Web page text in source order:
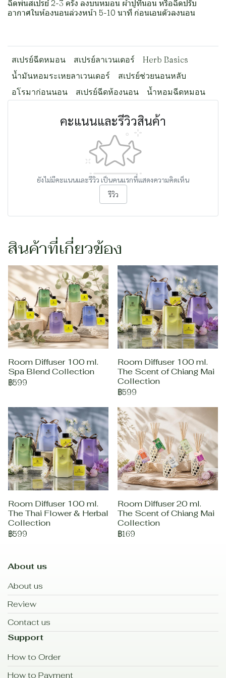
ฉีดพ่นสเปรย์ 2-3 ครั้ง ลงบนหมอน ผ้าปูที่นอน หรือฉีดปรับ
อากาศในห้องนอนล่วงหน้า 5-10 นาที ก่อนเอนตัวลงนอน
สเปรย์ฉีดหมอน สเปรย์ลาเวนเดอร์
Herb Basics
น้ำมันหอมระเหยลาเวนเดอร์
สเปรย์ช่วยนอนหลับ
อโรมาก่อนนอน
สเปรย์ฉีดห้องนอน น้ำหอมฉีดหมอน
คะแนนและรีวิวสินค้า
ยังไม่มีคะแนนและรีวิว เป็นคนแรกที่แสดงความคิดเห็น
รีวิว
สินค้าที่เกี่ยวข้อง
Room Diffuser 100 ml.
Spa Blend Collection
฿599
Room Diffuser 100 ml.
The Scent of Chiang Mai
Collection
฿599
Room Diffuser 100 ml.
The Thai Flower & Herbal
Collection
฿599
Room Diffuser 20 ml.
The Scent of Chiang Mai
Collection
฿169
About us
About us
Review
Contact us
Support
How to Order
How to Payment